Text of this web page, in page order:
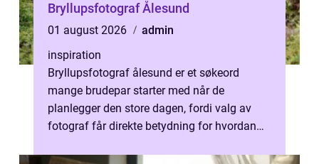
Bryllupsfotograf Ålesund
01 august 2026
admin
inspiration
Bryllupsfotograf ålesund er et søkeord
mange brudepar starter med når de
planlegger den store dagen, fordi valg av
fotograf får direkte betydning for hvordan